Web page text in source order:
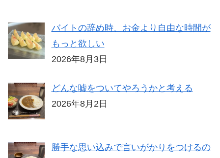
バイトの辞め時、お金より自由な時間が
もっと欲しい
2026年8月3日
どんな嘘をついてやろうかと考える
2026年8月2日
勝手な思い込みで言いがかりをつけるの